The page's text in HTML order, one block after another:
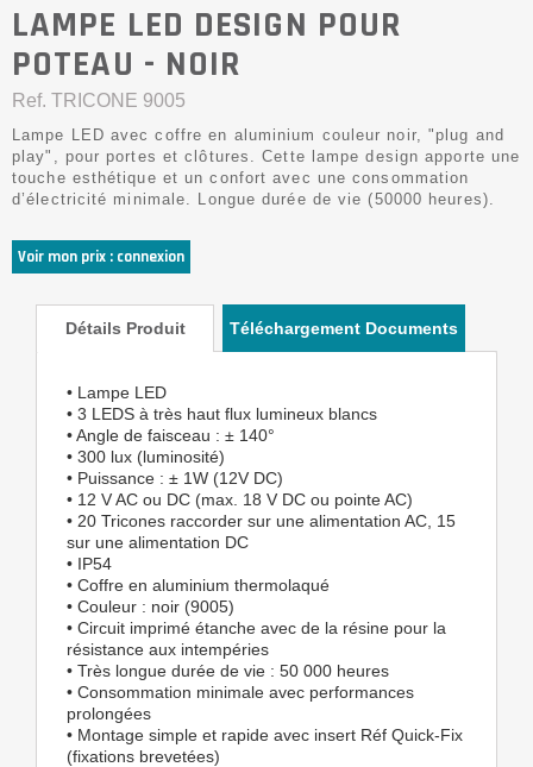
LAMPE LED DESIGN POUR
POTEAU - NOIR
Ref. TRICONE 9005
Lampe LED avec coffre en aluminium couleur noir, "plug and
play", pour portes et clôtures. Cette lampe design apporte une
touche esthétique et un confort avec une consommation
d’électricité minimale. Longue durée de vie (50000 heures).
Voir mon prix : connexion
Détails Produit Téléchargement Documents
• Lampe LED
• 3 LEDS à très haut flux lumineux blancs
• Angle de faisceau : ± 140°
• 300 lux (luminosité)
• Puissance : ± 1W (12V DC)
• 12 V AC ou DC (max. 18 V DC ou pointe AC)
• 20 Tricones raccorder sur une alimentation AC, 15
sur une alimentation DC
• IP54
• Coffre en aluminium thermolaqué
• Couleur : noir (9005)
• Circuit imprimé étanche avec de la résine pour la
résistance aux intempéries
• Très longue durée de vie : 50 000 heures
• Consommation minimale avec performances
prolongées
• Montage simple et rapide avec insert Réf Quick-Fix
(fixations brevetées)